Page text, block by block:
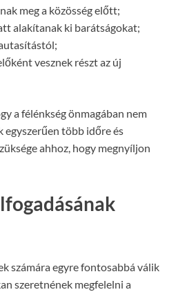
meg a közösség előtt;
alakítanak ki barátságokat;
vesznek részt az új
a félénkség önmagában nem
egyszerűen több időre és
ahhoz, hogy megnyíljon
számára egyre fontosabbá válik
szeretnének megfelelni a